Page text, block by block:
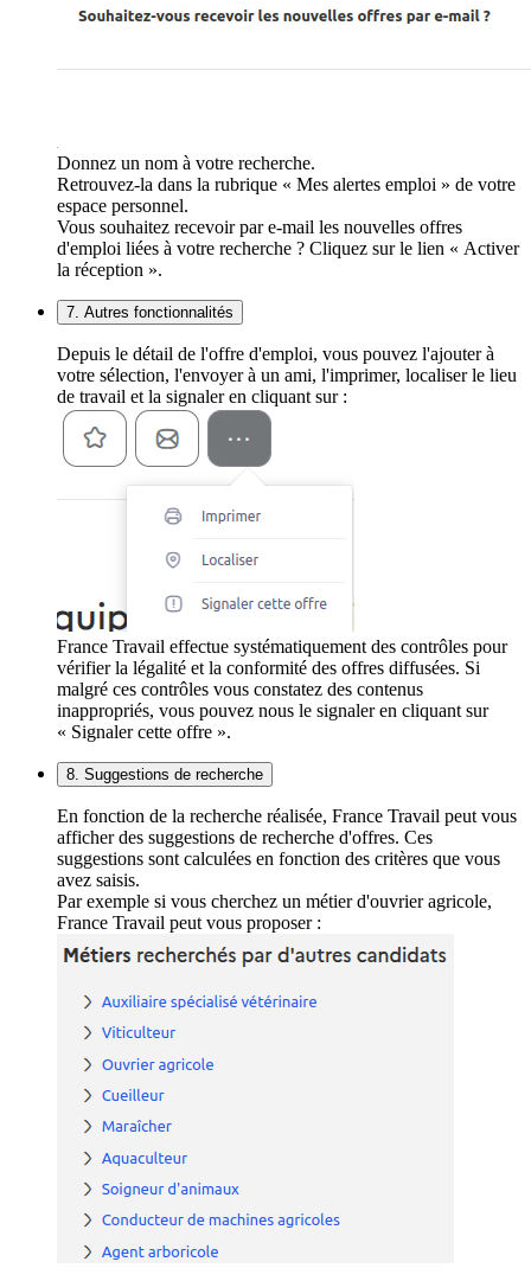
Donnez un nom à votre recherche.
Retrouvez-la dans la rubrique « Mes alertes emploi » de votre
espace personnel.
Vous souhaitez recevoir par e-mail les nouvelles offres
d'emploi liées à votre recherche ? Cliquez sur le lien « Activer
la réception ».
7. Autres fonctionnalités
Depuis le détail de l'offre d'emploi, vous pouvez l'ajouter à
votre sélection, l'envoyer à un ami, l'imprimer, localiser le lieu
de travail et la signaler en cliquant sur :
France Travail effectue systématiquement des contrôles pour
vérifier la légalité et la conformité des offres diffusées. Si
malgré ces contrôles vous constatez des contenus
inappropriés, vous pouvez nous le signaler en cliquant sur
« Signaler cette offre ».
8. Suggestions de recherche
En fonction de la recherche réalisée, France Travail peut vous
afficher des suggestions de recherche d'offres. Ces
suggestions sont calculées en fonction des critères que vous
avez saisis.
Par exemple si vous cherchez un métier d'ouvrier agricole,
France Travail peut vous proposer :